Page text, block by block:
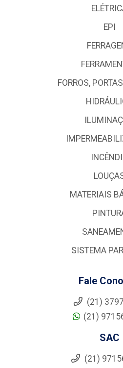
EPI
FORROS,
MATERIAIS
SISTEMA
Fale
(21)
(21)
SAC
(21)